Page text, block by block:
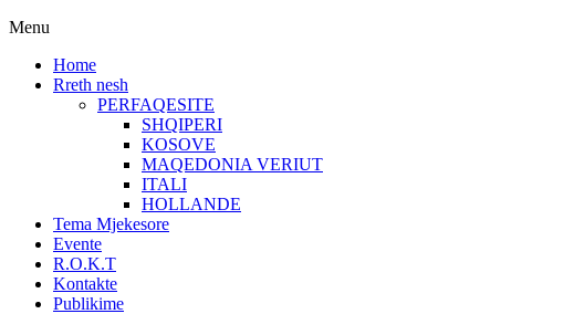
Menu
Home
Rreth nesh
PERFAQESITE
SHQIPERI
KOSOVE
MAQEDONIA VERIUT
ITALI
HOLLANDE
Tema Mjekesore
Evente
R.O.K.T
Kontakte
Publikime